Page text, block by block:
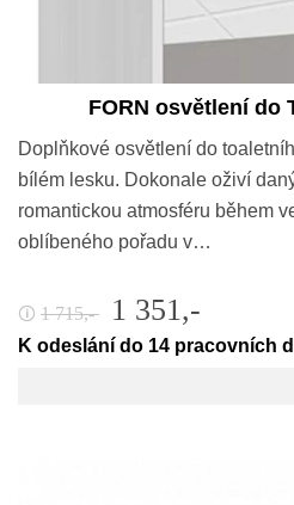
FORN osvětlení do
Doplňkové osvětlení do
bílém lesku. Dokonale oživí
romantickou atmosféru během
oblíbeného pořadu v…
🛈 1 715,- 1 351,-
K odeslání do 14 pracovních